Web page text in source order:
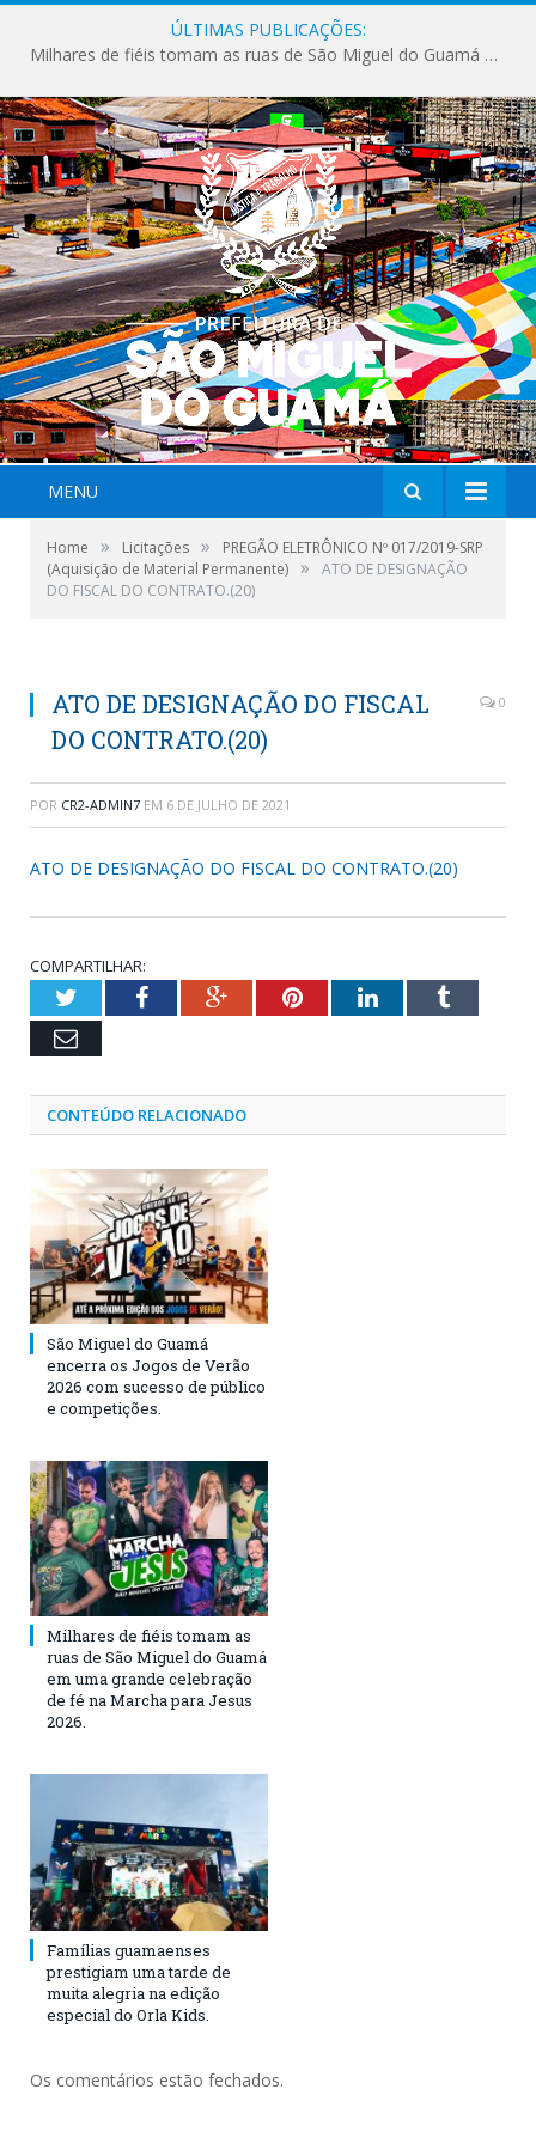
ÚLTIMAS PUBLICAÇÕES:
Milhares de fiéis tomam as ruas de São Miguel do Guamá em uma grande celebração de fé na Marcha para Jesus 2026.
MENU
Home » Licitações »
PREGÃO ELETRÔNICO Nº 017/2019-SRP
(Aquisição de Material Permanente) »
ATO DE DESIGNAÇÃO
DO FISCAL DO CONTRATO.(20)
ATO DE DESIGNAÇÃO DO FISCAL
DO CONTRATO.(20)
0
POR CR2-ADMIN7 EM 6 DE JULHO DE 2021
ATO DE DESIGNAÇÃO DO FISCAL DO CONTRATO.(20)
COMPARTILHAR:
TwitterFacebookGoogle+PinterestLinkedInTumblr
Email
CONTEÚDO RELACIONADO
São Miguel do Guamá
encerra os Jogos de Verão
2026 com sucesso de público
e competições.
Milhares de fiéis tomam as
ruas de São Miguel do Guamá
em uma grande celebração
de fé na Marcha para Jesus
2026.
Famílias guamaenses
prestigiam uma tarde de
muita alegria na edição
especial do Orla Kids.
Os comentários estão fechados.